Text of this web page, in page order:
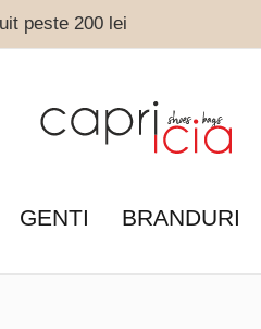
peste 200 lei
GENTI BRANDURI